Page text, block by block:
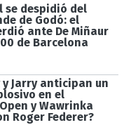
se despidió del
de Godó: el
ante De Miñaur
de Barcelona
y Jarry anticipan un
en el
y Wawrinka
Roger Federer?